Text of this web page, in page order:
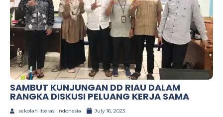
SAMBUT KUNJUNGAN DD RIAU DALAM
RANGKA DISKUSI PELUANG KERJA SAMA
sekolah literasi indonesia July 16, 2023